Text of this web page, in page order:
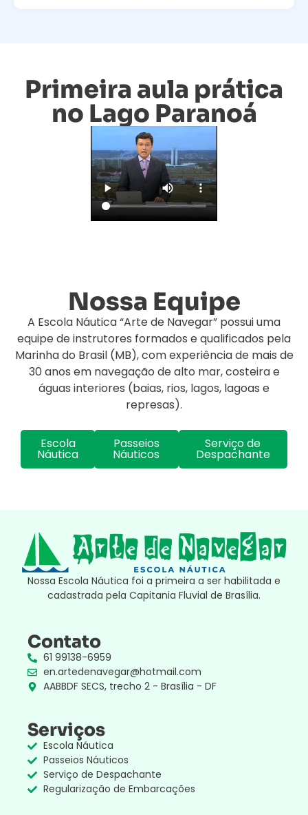
Primeira aula prática
no Lago Paranoá
Nossa Equipe
A Escola Náutica “Arte de Navegar” possui uma
equipe de instrutores formados e qualificados pela
Marinha do Brasil (MB), com experiência de mais de
30 anos em navegação de alto mar, costeira e
águas interiores (baias, rios, lagos, lagoas e
represas).
Escola
Náutica
Passeios
Náuticos
Serviço de
Despachante
Nossa Escola Náutica foi a primeira a ser habilitada e
cadastrada pela Capitania Fluvial de Brasília.
Contato
61 99138-6959
en.artedenavegar@hotmail.com
AABBDF SECS, trecho 2 - Brasília - DF
Serviços
Escola Náutica
Passeios Náuticos
Serviço de Despachante
Regularização de Embarcações